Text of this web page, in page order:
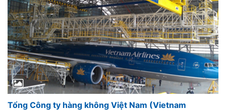
Tổng Công ty hàng không Việt Nam (Vietnam